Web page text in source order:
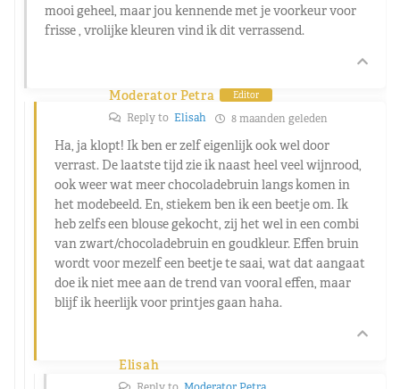
mooi geheel, maar jou kennende met je voorkeur voor
frisse , vrolijke kleuren vind ik dit verrassend.
Moderator Petra Editor
Reply to Elisah 8 maanden geleden
Ha, ja klopt! Ik ben er zelf eigenlijk ook wel door
verrast. De laatste tijd zie ik naast heel veel wijnrood,
ook weer wat meer chocoladebruin langs komen in
het modebeeld. En, stiekem ben ik een beetje om. Ik
heb zelfs een blouse gekocht, zij het wel in een combi
van zwart/chocoladebruin en goudkleur. Effen bruin
wordt voor mezelf een beetje te saai, wat dat aangaat
doe ik niet mee aan de trend van vooral effen, maar
blijf ik heerlijk voor printjes gaan haha.
Elisah